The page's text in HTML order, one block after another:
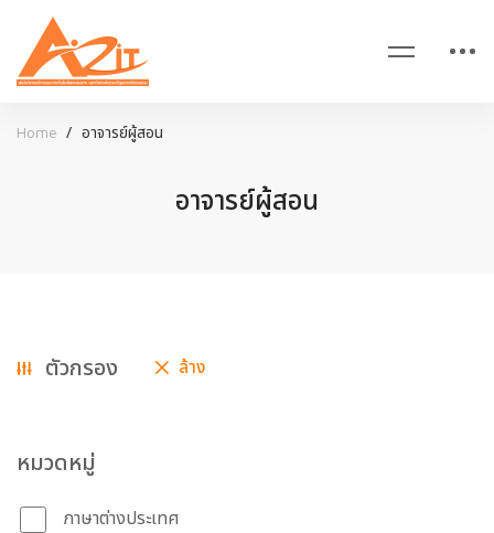
Home อาจารย์ผู้สอน
อาจารย์ผู้สอน
อาจารย์
สอน
ตัวกรอง ล้าง
หมวดหมู่
ภาษาต่างประเทศ